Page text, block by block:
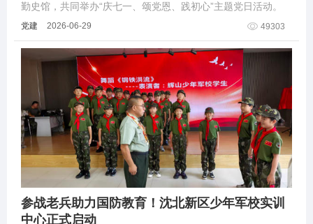
勤史馆，共同举办“庆七一、颂党恩、践初心”主题党日活动。
党建 2026-06-29 49303
参战老兵助力国防教育！沈北新区少年军校实训
中心正式启动